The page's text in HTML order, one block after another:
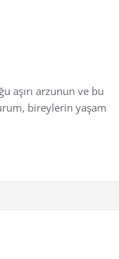
aşırı arzunun ve bu
bireylerin yaşam